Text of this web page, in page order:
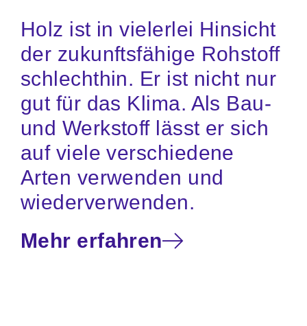
Holz ist in vielerlei Hinsicht
der zukunftsfähige Rohstoff
schlechthin. Er ist nicht nur
gut für das Klima. Als Bau-
und Werkstoff lässt er sich
auf viele verschiedene
Arten verwenden und
wiederverwenden.
Mehr erfahren